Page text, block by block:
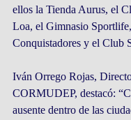
ellos la Tienda Aurus, el
Loa, el Gimnasio
Conquistadores y el Club
Iván Orrego Rojas,
CORMUDEP, destacó:
ausente dentro de las